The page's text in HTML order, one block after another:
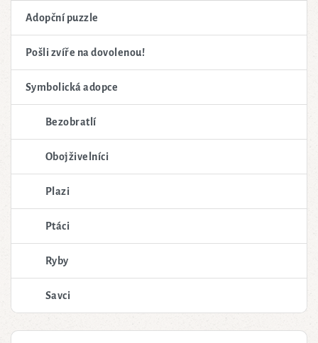
Adopční puzzle
Pošli zvíře na dovolenou!
Symbolická adopce
Bezobratlí
Obojživelníci
Plazi
Ptáci
Ryby
Savci